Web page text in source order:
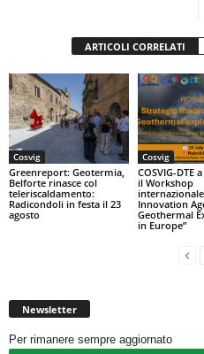
ARTICOLI CORRELATI
Cosvig
Greenreport: Geotermia,
Belforte rinasce col
teleriscaldamento:
Radicondoli in festa il 23
agosto
Cosvig
COSVIG-DTE
il Workshop
Innovation
Geothermal
in Europe”
Newsletter
Per rimanere sempre aggiornato